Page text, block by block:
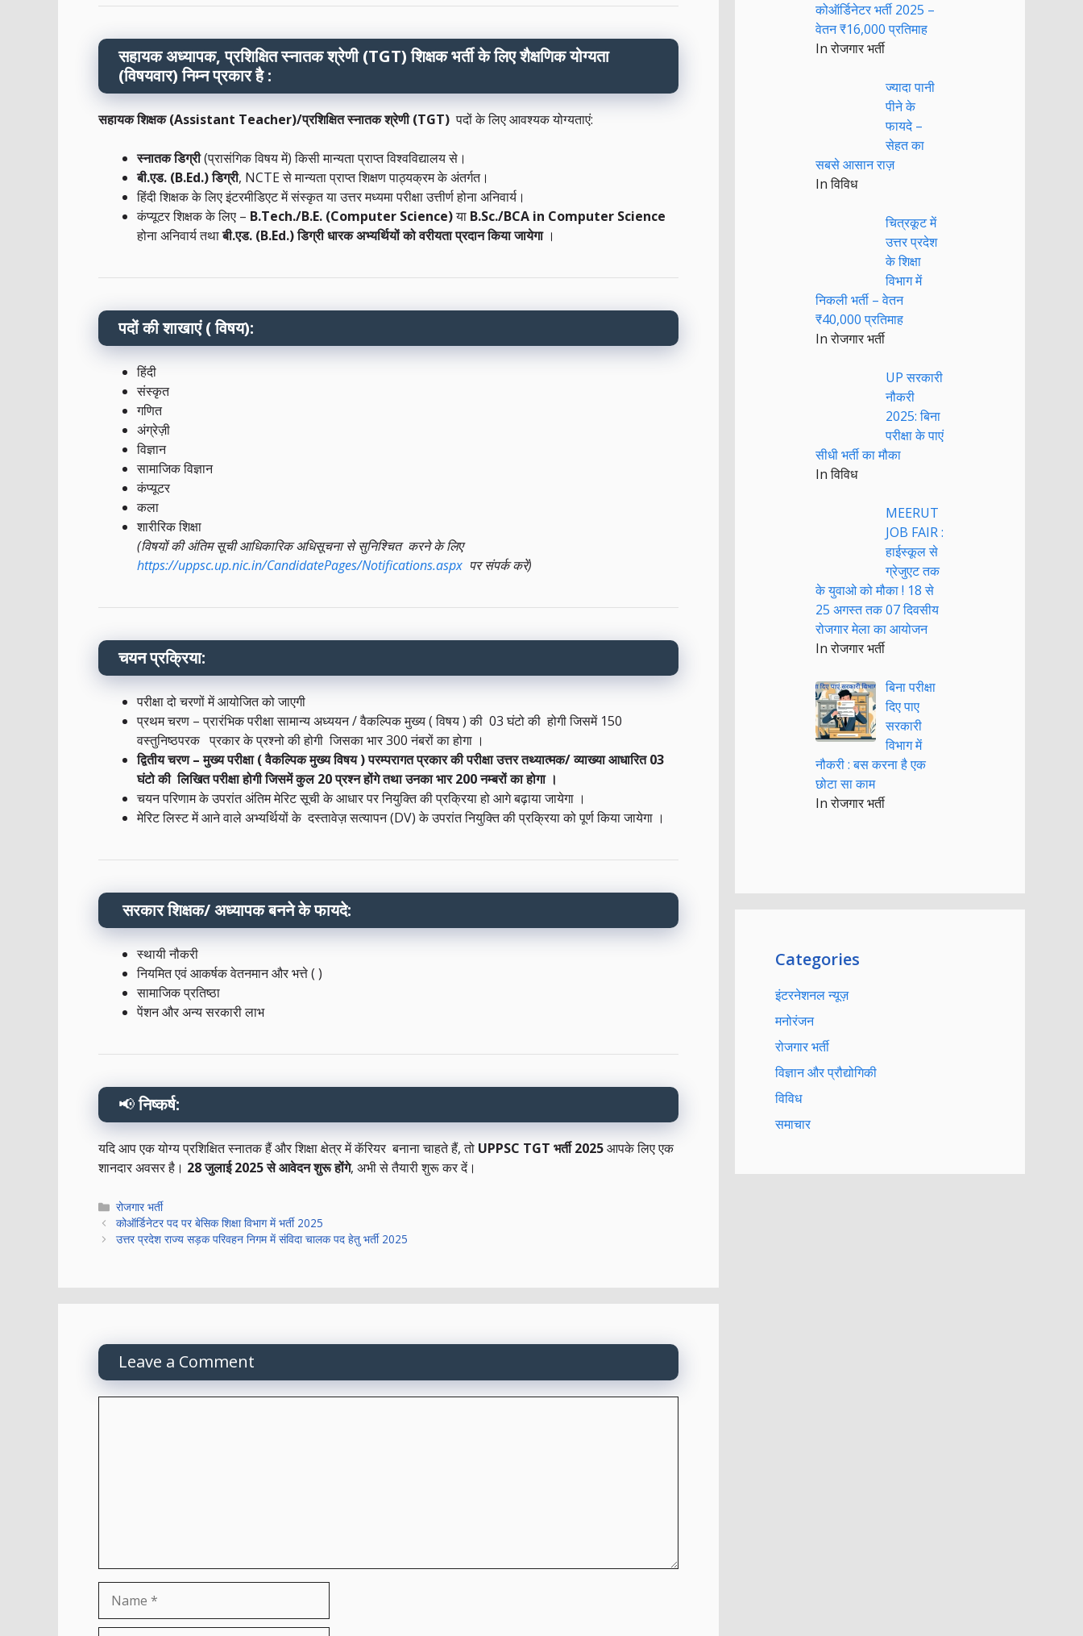
सहायक अध्यापक, प्रशिक्षित स्नातक श्रेणी (TGT) शिक्षक भर्ती के लिए शैक्षणिक योग्यता
(विषयवार) निम्न प्रकार है :
सहायक शिक्षक (Assistant Teacher)/प्रशिक्षित स्नातक श्रेणी (TGT)पदों के लिए आवश्यक योग्यताएं:
स्नातक डिग्री(प्रासंगिक विषय में) किसी मान्यता प्राप्त विश्वविद्यालय से।
बी.एड. (B.Ed.) डिग्री, NCTE से मान्यता प्राप्त शिक्षण पाठ्यक्रम के अंतर्गत।
हिंदी शिक्षक के लिए इंटरमीडिएट में संस्कृत या उत्तर मध्यमा परीक्षा उत्तीर्ण होना अनिवार्य।
कंप्यूटर शिक्षक के लिए – B.Tech./B.E. (Computer Science)या B.Sc./BCA in Computer Science
होना अनिवार्य तथाबी.एड. (B.Ed.) डिग्री धारक अभ्यर्थियों को वरीयता प्रदान किया जायेगा ।
पदों की शाखाएं ( विषय):
हिंदी
संस्कृत
गणित
अंग्रेज़ी
विज्ञान
सामाजिक विज्ञान
कंप्यूटर
कला
शारीरिक शिक्षा
(विषयों की अंतिम सूची आधिकारिक अधिसूचना से सुनिश्चित करने के लिए
https://uppsc.up.nic.in/CandidatePages/Notifications.aspx पर संपर्क करें)
चयन प्रक्रिया:
परीक्षा दो चरणों में आयोजित को जाएगी
प्रथम चरण – प्रारंभिक परीक्षा सामान्य अध्ययन / वैकल्पिक मुख्य ( विषय ) की 03 घंटो की होगी जिसमें 150
वस्तुनिष्ठपरक प्रकार के प्रश्नो की होगीजिसकाभार 300 नंबरों का होगा ।
द्वितीय चरण – मुख्य परीक्षा ( वैकल्पिक मुख्य विषय ) परम्परागतप्रकारकी परीक्षा उत्तर तथ्यात्मक/ व्याख्या आधारित 03
घंटो की लिखित परीक्षा होगी जिसमें कुल 20 प्रश्न होंगे तथा उनका भार 200 नम्बरों का होगा ।
चयन परिणाम के उपरांत अंतिम मेरिट सूची के आधार पर नियुक्ति की प्रक्रिया हो आगे बढ़ाया जायेगा ।
मेरिट लिस्ट में आने वाले अभ्यर्थियों के दस्तावेज़ सत्यापन (DV) के उपरांत नियुक्ति की प्रक्रिया को पूर्ण किया जायेगा ।
सरकारशिक्षक/अध्यापकबनने के फायदे:
स्थायी नौकरी
नियमित एवं आकर्षक वेतनमान और भत्ते ( )
सामाजिक प्रतिष्ठा
पेंशन और अन्य सरकारी लाभ
📢निष्कर्ष:
यदि आप एक योग्य प्रशिक्षित स्नातक हैं और शिक्षा क्षेत्र में कॅरियर बनाना चाहते हैं, तो UPPSC TGT भर्ती 2025आपके लिए एक
शानदार अवसर है। 28 जुलाई 2025 से आवेदन शुरू होंगे, अभी से तैयारी शुरू कर दें।
Categories
रोजगार भर्ती
कोऑर्डिनेटर पद पर बेसिक शिक्षा विभाग में भर्ती 2025
उत्तर प्रदेश राज्य सड़क परिवहन निगम में संविदा चालक पद हेतु भर्ती 2025
Leave a Comment
कोऑर्डिनेटर भर्ती 2025 –
वेतन ₹16,000 प्रतिमाह
In रोजगार भर्ती
ज्यादा पानी
पीने के
फायदे –
सेहत का
सबसे आसान राज़
In विविध
चित्रकूट में
उत्तर प्रदेश
के शिक्षा
विभाग में
निकली भर्ती – वेतन
₹40,000 प्रतिमाह
In रोजगार भर्ती
UP सरकारी
नौकरी
2025: बिना
परीक्षा के पाएं
सीधी भर्ती का मौका
In विविध
MEERUT
JOB FAIR :
हाईस्कूल से
ग्रेजुएट तक
के युवाओ को मौका ! 18 से
25 अगस्त तक 07 दिवसीय
रोजगार मेला का आयोजन
In रोजगार भर्ती
बिना परीक्षा
दिए पाए
सरकारी
विभाग में
नौकरी : बस करना है एक
छोटा सा काम
In रोजगार भर्ती
Categories
इंटरनेशनल न्यूज़
मनोरंजन
रोजगार भर्ती
विज्ञान और प्रौद्योगिकी
विविध
समाचार